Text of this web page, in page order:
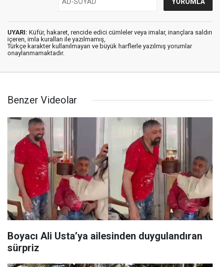
UYARI: Küfür, hakaret, rencide edici cümleler veya imalar, inançlara saldırı
içeren, imla kuralları ile yazılmamış,
Türkçe karakter kullanılmayan ve büyük harflerle yazılmış yorumlar
onaylanmamaktadır.
Benzer Videolar
Boyacı Ali Usta’ya ailesinden duygulandıran
sürpriz